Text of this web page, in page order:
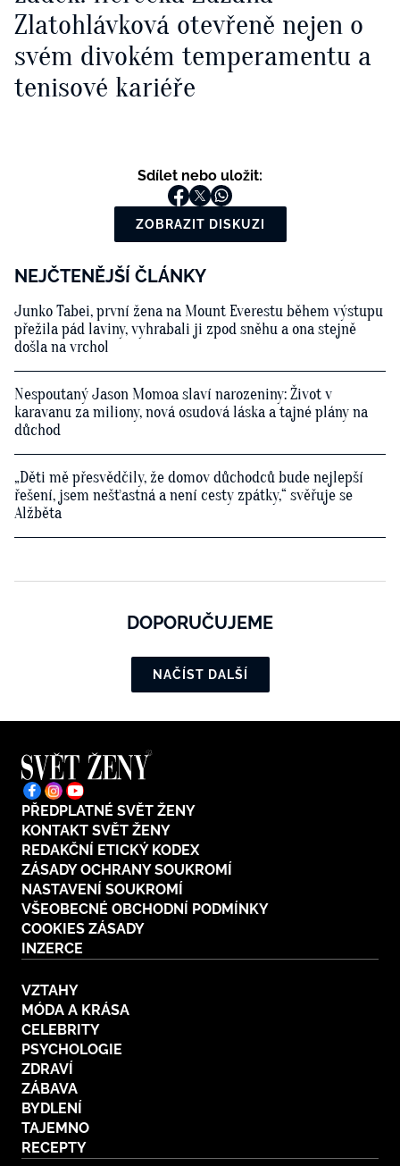
Zlatohlávková otevřeně nejen o
svém divokém temperamentu a
tenisové kariéře
Sdílet nebo uložit:
ZOBRAZIT DISKUZI
NEJČTENĚJŠÍ ČLÁNKY
Junko Tabei, první žena na Mount Everestu během výstupu
přežila pád laviny, vyhrabali ji zpod sněhu a ona stejně
došla na vrchol
Nespoutaný Jason Momoa slaví narozeniny: Život v
karavanu za miliony, nová osudová láska a tajné plány na
důchod
„Děti mě přesvědčily, že domov důchodců bude nejlepší
řešení, jsem nešťastná a není cesty zpátky,“ svěřuje se
Alžběta
DOPORUČUJEME
NAČÍST DALŠÍ
PŘEDPLATNÉ SVĚT ŽENY
KONTAKT SVĚT ŽENY
REDAKČNÍ ETICKÝ KODEX
ZÁSADY OCHRANY SOUKROMÍ
NASTAVENÍ SOUKROMÍ
VŠEOBECNÉ OBCHODNÍ PODMÍNKY
COOKIES ZÁSADY
INZERCE
VZTAHY
MÓDA A KRÁSA
CELEBRITY
PSYCHOLOGIE
ZDRAVÍ
ZÁBAVA
BYDLENÍ
TAJEMNO
RECEPTY